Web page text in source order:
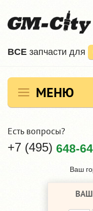
ВCE запчасти для
МЕНЮ
Есть вопросы?
+7 (495) 648-
Ваш